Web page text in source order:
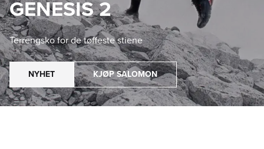
GENESIS 2
Terrengsko for de tøffeste stiene
NYHET KJØP SALOMON